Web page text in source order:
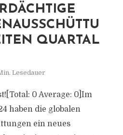
QUARTAL
Lesedauer
0 Average: 0]Im
haben die globalen
ein neues